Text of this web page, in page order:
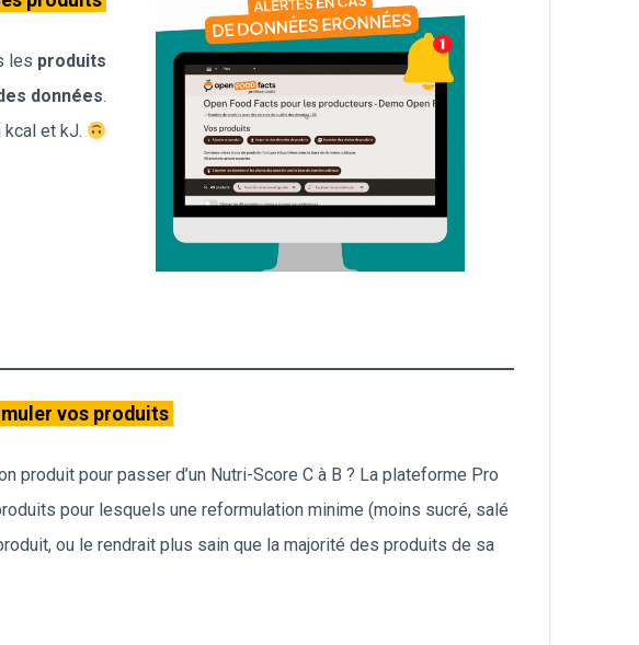
les produits
données.
kcal et kJ.
vos produits
produit pour passer d’un Nutri-Score C à B ? La plateforme Pro
pour lesquels une reformulation minime (moins sucré, salé
ou le rendrait plus sain que la majorité des produits de sa